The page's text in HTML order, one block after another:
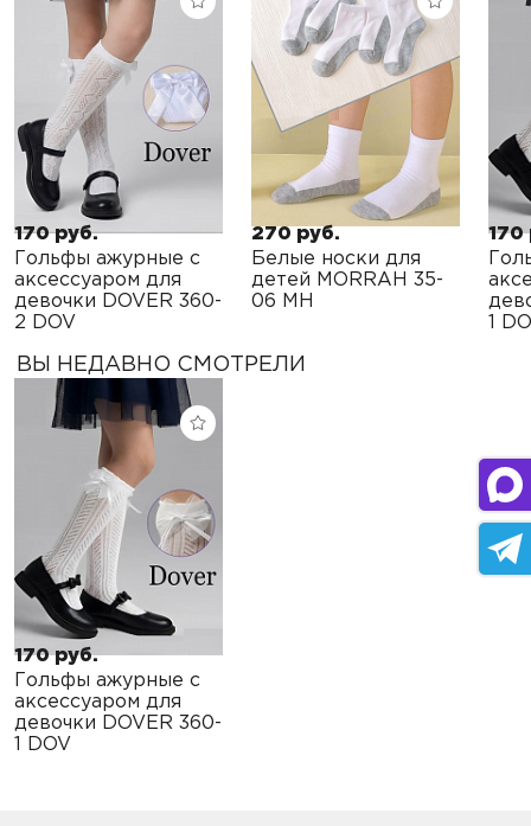
170 руб.
Гольфы ажурные с
аксессуаром для
девочки DOVER 360-
2 DOV
270 руб.
Белые носки для
детей MORRAH 35-
06 MH
170
1
ВЫ НЕДАВНО СМОТРЕЛИ
170 руб.
Гольфы ажурные с
аксессуаром для
девочки DOVER 360-
1 DOV